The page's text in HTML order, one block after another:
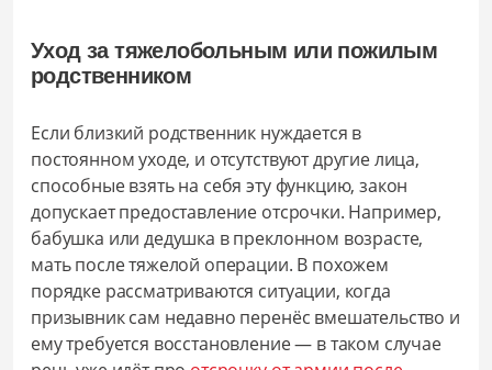
Уход за тяжелобольным или пожилым
родственником
Если близкий родственник нуждается в
постоянном уходе, и отсутствуют другие лица,
способные взять на себя эту функцию, закон
допускает предоставление отсрочки. Например,
бабушка или дедушка в преклонном возрасте,
мать после тяжелой операции. В похожем
порядке рассматриваются ситуации, когда
призывник сам недавно перенёс вмешательство и
ему требуется восстановление — в таком случае